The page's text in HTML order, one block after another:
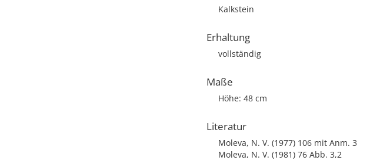
Kalkstein
Erhaltung
vollständig
Maße
Höhe: 48 cm
Literatur
Moleva, N. V. (1977) 106 mit Anm. 3
Moleva, N. V. (1981) 76 Abb. 3,2